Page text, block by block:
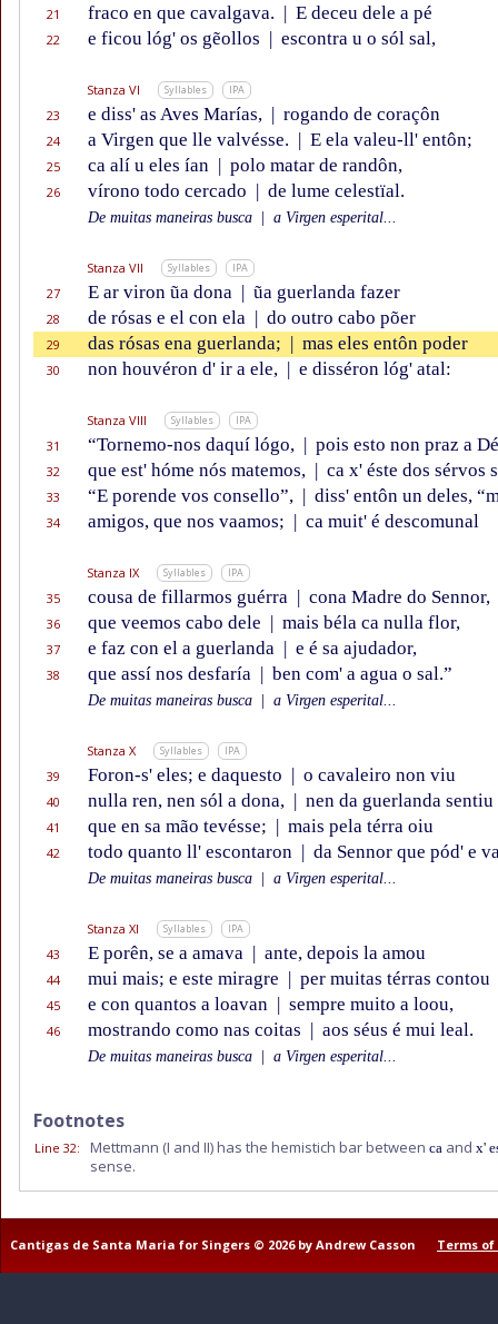
21 fraco en que cavalgava. | E deceu dele a pé
22 e ficou lóg' os gẽollos | escontra u o sól sal,
Stanza VI Syllables IPA
23 e diss' as Aves Marías, | rogando de coraçôn
24 a Virgen que lle valvésse. | E ela valeu-ll' entôn;
25 ca alí u eles ían | polo matar de randôn,
26 vírono todo cercado | de lume celestïal.
De muitas maneiras busca a Virgen esperital...
Stanza VII Syllables IPA
27 E ar viron ũa dona | ũa guerlanda fazer
28 de rósas e el con ela | do outro cabo põer
29 das rósas ena guerlanda; | mas eles entôn poder
30 non houvéron d' ir a ele, | e disséron lóg' atal:
Stanza VIII Syllables IPA
31 “Tornemo-nos daquí lógo, | pois esto non praz a
32 que est' hóme nós matemos, | ca x' éste dos sérvos
33 “E porende vos consello”, | diss' entôn un deles,
34 amigos, que nos vaamos; | ca muit' é descomunal
Stanza IX Syllables IPA
35 cousa de fillarmos guérra | cona Madre do Sennor,
36 que veemos cabo dele | mais béla ca nulla flor,
37 e faz con el a guerlanda | e é sa ajudador,
38 que assí nos desfaría | ben com' a agua o sal.”
De muitas maneiras busca a Virgen esperital...
Stanza X Syllables IPA
39 Foron-s' eles; e daquesto | o cavaleiro non viu
40 nulla ren, nen sól a dona, | nen da guerlanda sentiu
41 que en sa mão tevésse; | mais pela térra oiu
42 todo quanto ll' escontaron | da Sennor que pód' e
De muitas maneiras busca a Virgen esperital...
Stanza XI Syllables IPA
43 E porên, se a amava | ante, depois la amou
44 mui mais; e este miragre | per muitas térras contou
45 e con quantos a loavan | sempre muito a loou,
46 mostrando como nas coitas | aos séus é mui leal.
De muitas maneiras busca a Virgen esperital...
Footnotes
Line 32: Mettmann (I and II) has the hemistich bar between ca and x'
sense.
Cantigas de Santa Maria for Singers © 2026 by Andrew Casson Terms of